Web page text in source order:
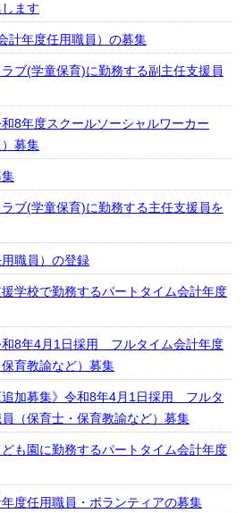
ます
計年度任用職員）の募集
ブ(学童保育)に勤務する副主任支援員
和8年度スクールソーシャルワーカー
）募集
ブ(学童保育)に勤務する主任支援員を
職員）の登録
学校で勤務するパートタイム会計年度
和8年4月1日採用 フルタイム会計年度
育教諭など）募集
追加募集》令和8年4月1日採用 フルタ
（保育士・保育教諭など）募集
も園に勤務するパートタイム会計年度
度任用職員・ボランティアの募集